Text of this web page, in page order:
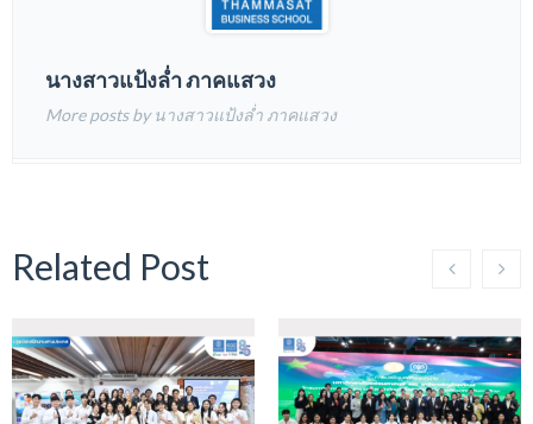
นางสาวแป้งล่ำ ภาคแสวง
More posts by นางสาวแป้งล่ำ ภาคแสวง
Related Post